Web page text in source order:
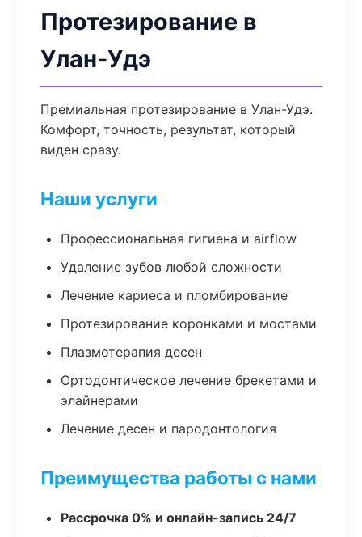
Протезирование в
Улан-Удэ
Премиальная протезирование в Улан-Удэ.
Комфорт, точность, результат, который
виден сразу.
Наши услуги
Профессиональная гигиена и airflow
Удаление зубов любой сложности
Лечение кариеса и пломбирование
Протезирование коронками и мостами
Плазмотерапия десен
Ортодонтическое лечение брекетами и
элайнерами
Лечение десен и пародонтология
Преимущества работы с нами
Рассрочка 0% и онлайн-запись 24/7